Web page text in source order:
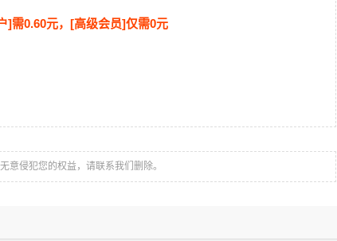
]需0.60元，[高级会员]仅需0元
意侵犯您的权益，请联系我们删除。